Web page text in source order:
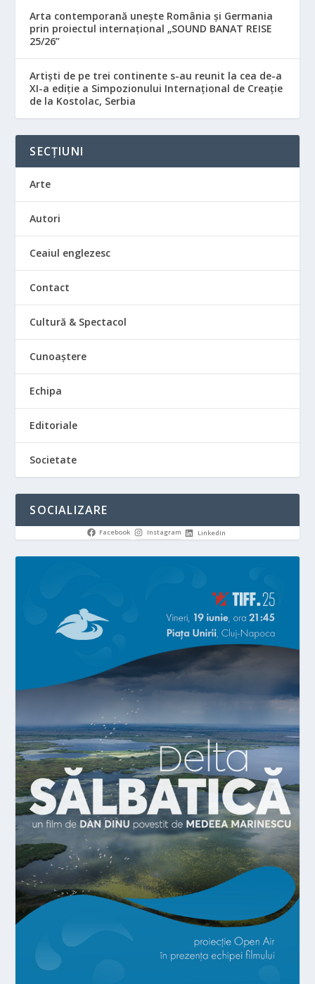
Arta contemporană unește România și Germania
prin proiectul internațional „SOUND BANAT REISE
25/26”
Artiști de pe trei continente s-au reunit la cea de-a
XI-a ediție a Simpozionului Internațional de Creație
de la Kostolac, Serbia
SECȚIUNI
Arte
Autori
Ceaiul englezesc
Contact
Cultură & Spectacol
Cunoaștere
Echipa
Editoriale
Societate
SOCIALIZARE
Facebook Instagram LinkedIn